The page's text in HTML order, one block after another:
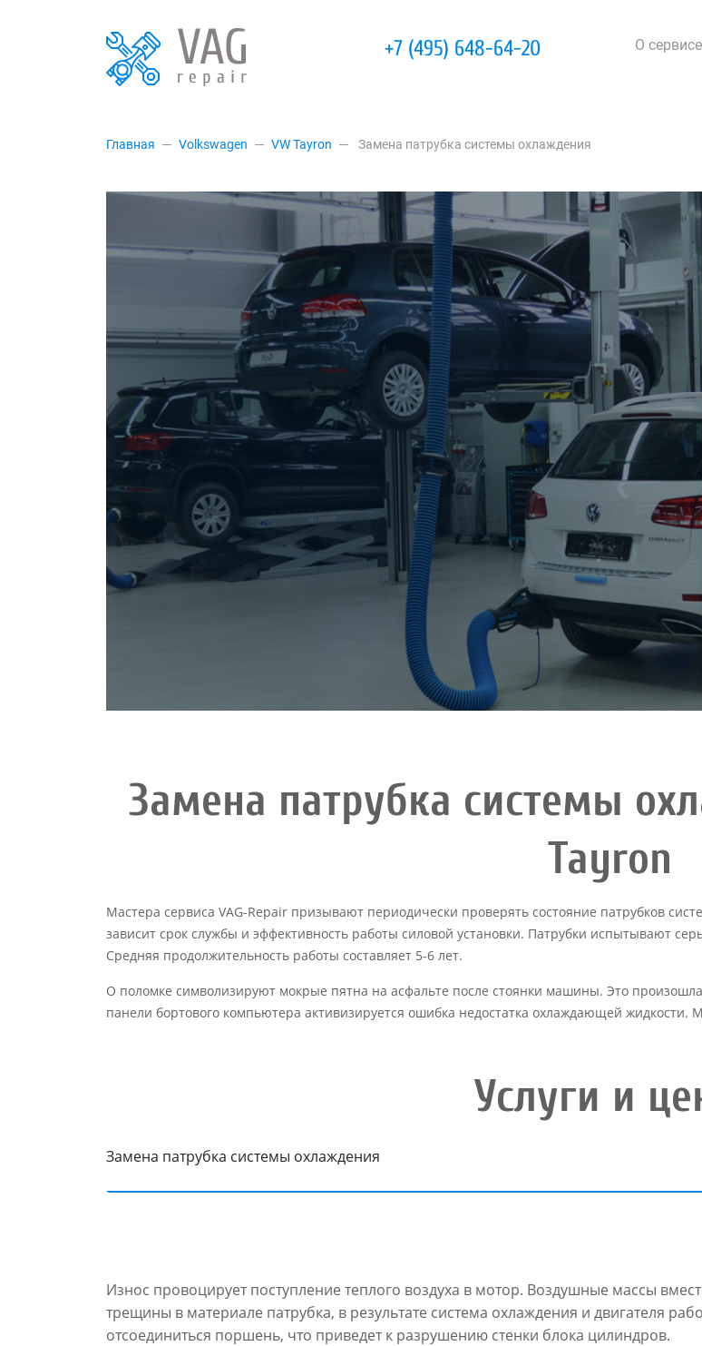
+7 (495) 648-64-20 О сервисе
Главная Volkswagen VW Tayron Замена патрубка системы охлаждения
Замена патрубка системы
Tayron
Мастера сервиса VAG-Repair призывают периодически проверять состояние патрубков
зависит срок службы и эффективность работы силовой установки. Патрубки испытывают
Средняя продолжительность работы составляет 5-6 лет.
О поломке символизируют мокрые пятна на асфальте после стоянки машины. Это
панели бортового компьютера активизируется ошибка недостатка охлаждающей жидкости.
Услуги и
Замена патрубка системы охлаждения
Износ провоцирует поступление теплого воздуха в мотор. Воздушные массы
трещины в материале патрубка, в результате система охлаждения и двигателя
отсоединиться поршень, что приведет к разрушению стенки блока цилиндров.